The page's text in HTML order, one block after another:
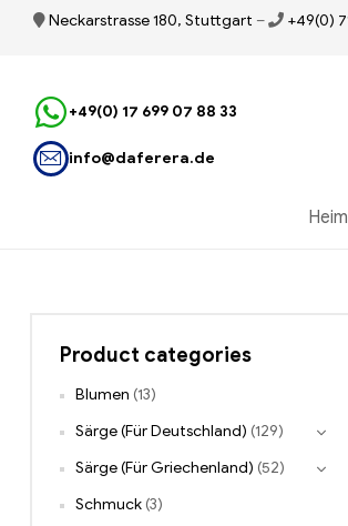
Neckarstrasse 180, Stuttgart – +49(0)
+49(0) 17 699 07 88 33
info@daferera.de
Heim
Product categories
Blumen (13)
Särge (Für Deutschland) (129)
Särge (Für Griechenland) (52)
Schmuck (3)